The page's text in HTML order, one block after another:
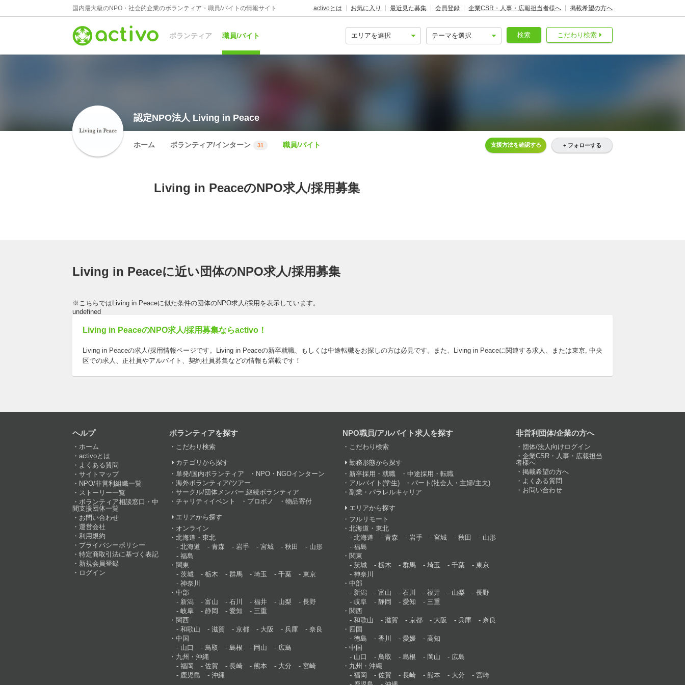
国内最大級のNPO・社会的企業のボランティア・職員/バイトの情報サイト activoとは お気に入り 最近見た募集 会員登録 企業CSR・人事・広報担当者様へ 掲載希望の方へ
ボランティア 職員/バイト こだわり検索
検索
認定NPO法人 Living in Peace
ホーム ボランティア/インターン 31 職員/バイト 支援方法を確認する + フォローする
Living in PeaceのNPO求人/採用募集
Living in Peaceに近い団体のNPO求人/採用募集
※こちらではLiving in Peaceに似た条件の団体のNPO求人/採用を表示しています。
undefined
Living in PeaceのNPO求人/採用募集ならactivo！
Living in Peaceの求人/採用情報ページです。Living in Peaceの新卒就職、もしくは中途転職をお探しの方は必見です。また、Living in Peaceに関連する求人、または東京, 中央
区での求人、正社員やアルバイト、契約社員募集などの情報も満載です！
ヘルプ
ホーム
activoとは
よくある質問
サイトマップ
NPO/非営利組織一覧
ストーリー一覧
ボランティア相談窓口・中
間支援団体一覧
お問い合わせ
運営会社
利用規約
プライバシーポリシー
特定商取引法に基づく表記
新規会員登録
ログイン
ボランティアを探す
こだわり検索
カテゴリから探す
単発/国内ボランティア
NPO・NGOインターン
海外ボランティア/ツアー
サークル/団体メンバー,継続ボランティア
チャリティイベント
プロボノ 物品寄付
エリアから探す
オンライン
北海道・東北
北海道
青森 岩手 宮城 秋田
山形
福島
関東
茨城
栃木 群馬 埼玉 千葉
東京
神奈川
中部
新潟
富山 石川 福井 山梨
長野
岐阜
静岡 愛知
三重
関西
和歌山
滋賀 京都 大阪 兵庫
奈良
中国
山口
鳥取 島根 岡山
広島
九州・沖縄
福岡
佐賀 長崎 熊本 大分
宮崎
鹿児島
沖縄
NPO職員/アルバイト求人を探す
こだわり検索
勤務形態から探す
新卒採用・就職
中途採用・転職
アルバイト(学生)
パート(社会人・主婦/主夫)
副業・パラレルキャリア
エリアから探す
フルリモート
北海道・東北
北海道
青森 岩手 宮城 秋田
山形
福島
関東
茨城
栃木 群馬 埼玉 千葉
東京
神奈川
中部
新潟
富山 石川 福井 山梨
長野
岐阜
静岡 愛知
三重
関西
和歌山
滋賀 京都 大阪 兵庫
奈良
四国
徳島
香川 愛媛
高知
中国
山口
鳥取 島根 岡山
広島
九州・沖縄
福岡
佐賀 長崎 熊本 大分
宮崎
非営利団体/企業の方へ
団体/法人向けログイン
企業CSR・人事・広報担当
者様へ
掲載希望の方へ
よくある質問
お問い合わせ